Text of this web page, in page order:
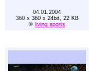
04.01.2004
360 x 360 x 24bit, 22 KB
© living sports